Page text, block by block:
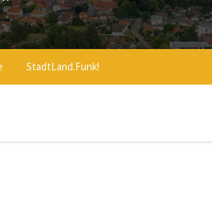
StadtLand.Funk!